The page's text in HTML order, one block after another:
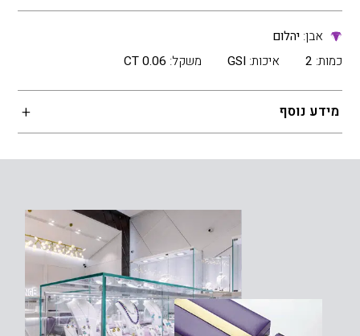
אבן:יהלום
כמות: 2 איכות: GSI משקל: 0.06 CT
מידע נוסף